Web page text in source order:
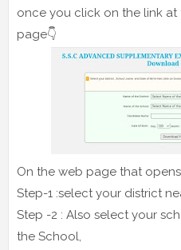
once you click on the link
page👇
On the web page that
Step-1 :select your district
Step -2 : Also select your
the School,